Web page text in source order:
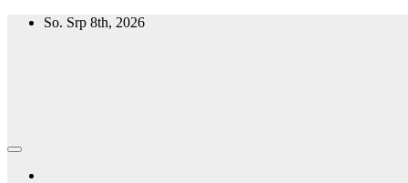
Skip
So. Srp 8th, 2026